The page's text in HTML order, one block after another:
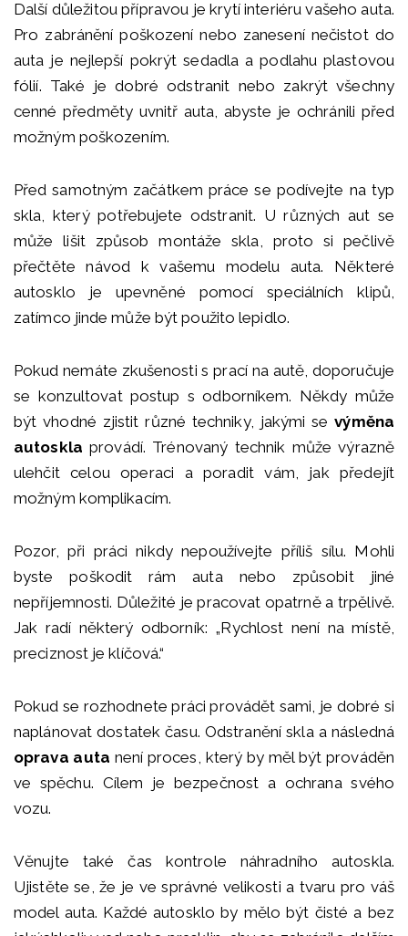
Další důležitou přípravou je krytí interiéru vašeho auta.
Pro zabránění poškození nebo zanesení nečistot do
auta je nejlepší pokrýt sedadla a podlahu plastovou
fólií. Také je dobré odstranit nebo zakrýt všechny
cenné předměty uvnitř auta, abyste je ochránili před
možným poškozením.
Před samotným začátkem práce se podívejte na typ
skla, který potřebujete odstranit. U různých aut se
může lišit způsob montáže skla, proto si pečlivě
přečtěte návod k vašemu modelu auta. Některé
autosklo je upevněné pomocí speciálních klipů,
zatímco jinde může být použito lepidlo.
Pokud nemáte zkušenosti s prací na autě, doporučuje
se konzultovat postup s odborníkem. Někdy může
být vhodné zjistit různé techniky, jakými sevýměna
autoskla provádí. Trénovaný technik může výrazně
ulehčit celou operaci a poradit vám, jak předejít
možným komplikacím.
Pozor, při práci nikdy nepoužívejte příliš sílu. Mohli
byste poškodit rám auta nebo způsobit jiné
nepříjemnosti. Důležité je pracovat opatrně a trpělivě.
Jak radí některý odborník: „Rychlost není na místě,
preciznost je klíčová.“
Pokud se rozhodnete práci provádět sami, je dobré si
naplánovat dostatek času. Odstranění skla a následná
oprava auta není proces, který by měl být prováděn
ve spěchu. Cílem je bezpečnost a ochrana svého
vozu.
Věnujte také čas kontrole náhradního autoskla.
Ujistěte se, že je ve správné velikosti a tvaru pro váš
model auta. Každé autosklo by mělo být čisté a bez